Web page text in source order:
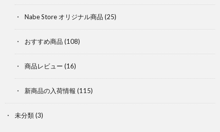
Nabe Store オリジナル商品 (25)
おすすめ商品 (108)
商品レビュー (16)
新商品の入荷情報 (115)
未分類(3)